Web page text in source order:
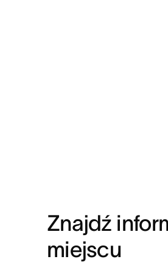
Znajdź
miejscu